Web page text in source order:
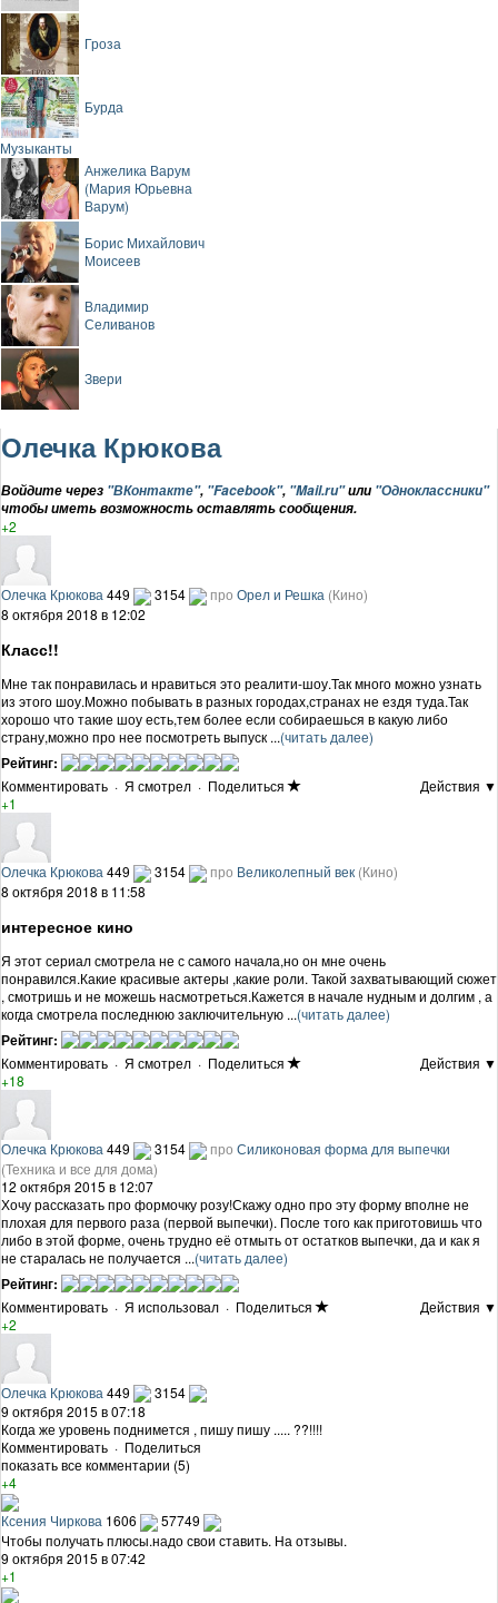
Гроза
Бурда
Музыканты
Анжелика Варум
(Мария Юрьевна
Варум)
Борис Михайлович
Моисеев
Владимир
Селиванов
Звери
Олечка Крюкова
Войдите через "ВКонтакте", "Facebook", "Mail.ru"или "Одноклассники"
чтобы иметь возможность оставлять сообщения.
+2
Олечка Крюкова 449 3154 про Орел и Решка (Кино)
8 октября 2018 в 12:02
Класс!!
Мне так понравилась и нравиться это реалити-шоу.Так много можно узнать
из этого шоу.Можно побывать в разных городах,странах не ездя туда.Так
хорошо что такие шоу есть,тем более если собираешься в какую либо
страну,можно про нее посмотреть выпуск ...(читать далее)
Рейтинг:
Комментировать · Я смотрел · Поделиться
Действия ▼
+1
Олечка Крюкова 449 3154 про Великолепный век (Кино)
8 октября 2018 в 11:58
интересное кино
Я этот сериал смотрела не с самого начала,но он мне очень
понравился.Какие красивые актеры ,какие роли. Такой захватывающий сюжет
, смотришь и не можешь насмотреться.Кажется в начале нудным и долгим , а
когда смотрела последнюю заключительную ...(читать далее)
Рейтинг:
Комментировать · Я смотрел · Поделиться
Действия ▼
+18
Олечка Крюкова 449 3154 про Силиконовая форма для выпечки
(Техника и все для дома)
12 октября 2015 в 12:07
Хочу рассказать про формочку розу!Скажу одно про эту форму вполне не
плохая для первого раза (первой выпечки). После того как приготовишь что
либо в этой форме, очень трудно её отмыть от остатков выпечки, да и как я
не старалась не получается ...(читать далее)
Рейтинг:
Комментировать · Я использовал · Поделиться
Действия ▼
+2
Олечка Крюкова 449
3154
9 октября 2015 в 07:18
Когда же уровень поднимется , пишу пишу ..... ??!!!!
Комментировать · Поделиться
показать все комментарии (5)
+4
Ксения Чиркова 1606
57749
Чтобы получать плюсы.надо свои ставить. На отзывы.
9 октября 2015 в 07:42
+1